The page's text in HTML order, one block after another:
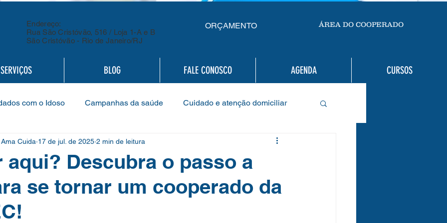
Endereço:
Rua São Cristóvão, 516 / Loja 1-A e B
São Cristóvão - Rio de Janeiro/RJ
ORÇAMENTO ÁREA DO COOPERADO
SERVIÇOS BLOG FALE CONOSCO AGENDA CURSOS
com o Idoso Campanhas da saúde Cuidado e atenção domiciliar
Cooperado Assembleias Cuidados com a saúde em casa
Gestão Empresarial Responsável Desenvolvimento de Liderança
aqui? Descubra o passo a
se tornar um cooperado da
Cuida 17 de jul. de 2025 2 min de leitura